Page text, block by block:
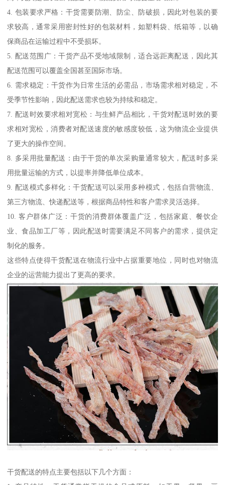
4. 包装要求严格：干货需要防潮、防尘、防破损，因此对包装的要
求较高，通常采用密封性好的包装材料，如塑料袋、纸箱等，以确
保商品在运输过程中不受损坏。
5. 配送范围广：干货产品不受地域限制，适合远距离配送，因此其
配送范围可以覆盖全国甚至国际市场。
6. 需求稳定：干货作为日常生活的必需品，市场需求相对稳定，不
受季节性影响，因此配送需求也较为持续和稳定。
7. 配送时效要求相对宽松：与生鲜产品相比，干货对配送时效的要
求相对宽松，消费者对配送速度的敏感度较低，这为物流企业提供
了更大的操作空间。
8. 多采用批量配送：由于干货的单次采购量通常较大，配送时多采
用批量运输的方式，以提率并降低单位成本。
9. 配送模式多样化：干货配送可以采用多种模式，包括自营物流、
第三方物流、快递配送等，根据商品特性和客户需求灵活选择。
10. 客户群体广泛：干货的消费群体覆盖广泛，包括家庭、餐饮企
业、食品加工厂等，因此配送时需要满足不同客户的需求，提供定
制化的服务。
这些特点使得干货配送在物流行业中占据重要地位，同时也对物流
企业的运营能力提出了更高的要求。
干货配送的特点主要包括以下几个方面：